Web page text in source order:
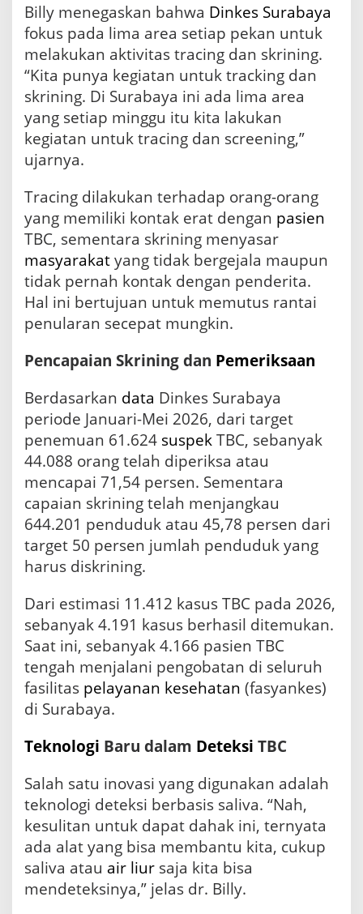
i
n
k
e
s
P
e
r
k
S
k
i
n
i
n
g
d
n
k
n
l
o
D
e
i
Billy menegaskan bahwa Dinkes Surabaya
fokus pada lima area setiap pekan untuk
melakukan aktivitas tracing dan skrining.
“Kita punya kegiatan untuk tracking dan
skrining. Di Surabaya ini ada lima area
yang setiap minggu itu kita lakukan
kegiatan untuk tracing dan screening,”
ujarnya.
Tracing dilakukan terhadap orang-orang
yang memiliki kontak erat dengan pasien
TBC, sementara skrining menyasar
masyarakatyang tidak bergejala maupun
tidak pernah kontak dengan penderita.
Hal ini bertujuan untuk memutus rantai
penularan secepat mungkin.
Pencapaian Skrining dan Pemeriksaan
Berdasarkan data Dinkes Surabaya
periode Januari-Mei 2026, dari target
penemuan 61.624 suspekTBC, sebanyak
44.088 orang telah diperiksa atau
mencapai 71,54 persen. Sementara
capaian skrining telah menjangkau
644.201 penduduk atau 45,78 persen dari
target 50 persen jumlah penduduk yang
harus diskrining.
Dari estimasi 11.412 kasus TBC pada 2026,
sebanyak 4.191 kasus berhasil ditemukan.
Saat ini, sebanyak 4.166 pasien TBC
tengah menjalani pengobatan di seluruh
fasilitas pelayanan kesehatan (fasyankes)
di Surabaya.
Teknologi Baru dalam Deteksi TBC
Salah satu inovasi yang digunakan adalah
teknologi deteksi berbasis saliva. “Nah,
kesulitan untuk dapat dahak ini, ternyata
ada alat yang bisa membantu kita, cukup
saliva atau air liur saja kita bisa
mendeteksinya,” jelas dr. Billy.